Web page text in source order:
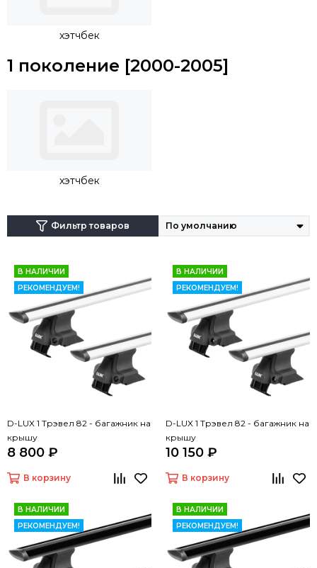
хэтчбек
1 поколение [2000-2005]
хэтчбек
Фильтр товаров
В НАЛИЧИИ
РЕКОМЕНДУЕМ!
D-LUX 1 Трэвел 82 - багажник на
крышу
8 800 ₽
В корзину
В НАЛИЧИИ
РЕКОМЕНДУЕМ!
D-LUX 1 Трэвел 82 - багажник на
крышу
10 150 ₽
В корзину
В НАЛИЧИИ
РЕКОМЕНДУЕМ!
В НАЛИЧИИ
РЕКОМЕНДУЕМ!